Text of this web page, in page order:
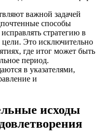
важной задачей
способы
стратегию в
Это исключительно
где итог может быть
период.
в указателями,
и
исходы